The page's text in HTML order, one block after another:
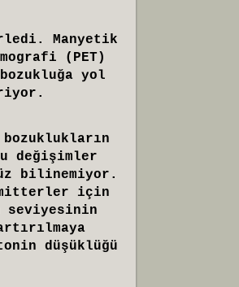
Manyetik
(PET)
yol
değişimler
bilinemiyor.
için
seviyesinin
düşüklüğü